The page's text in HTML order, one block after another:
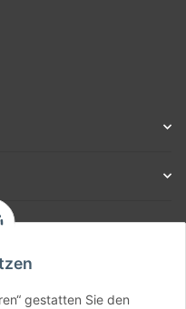
gestatten Sie den
( B2B Shop )